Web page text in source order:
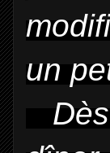
un
Dès